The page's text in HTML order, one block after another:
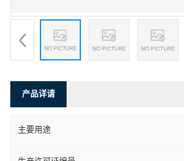
产品详请
主要用途